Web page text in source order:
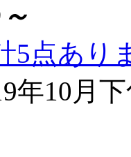
5点あり
年10月